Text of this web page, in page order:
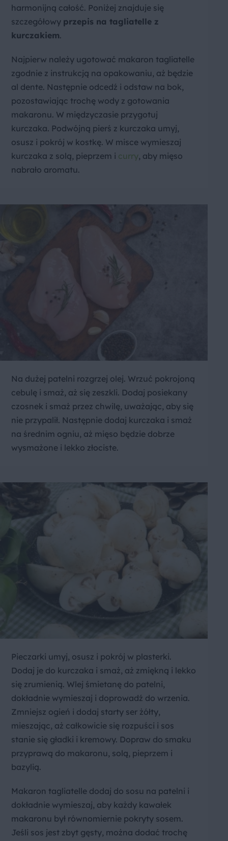
harmonijną całość. Poniżej znajduje się
szczegółowy przepis na tagliatelle z
kurczakiem.
Najpierw należy ugotować makaron tagliatelle
zgodnie z instrukcją na opakowaniu, aż będzie
al dente. Następnie odcedź i odstaw na bok,
pozostawiając trochę wody z gotowania
makaronu. W międzyczasie przygotuj
kurczaka. Podwójną pierś z kurczaka umyj,
osusz i pokrój w kostkę. W misce wymieszaj
kurczaka z solą, pieprzem i curry, aby mięso
nabrało aromatu.
Na dużej patelni rozgrzej olej. Wrzuć pokrojoną
cebulę i smaż, aż się zeszkli. Dodaj posiekany
czosnek i smaż przez chwilę, uważając, aby się
nie przypalił. Następnie dodaj kurczaka i smaż
na średnim ogniu, aż mięso będzie dobrze
wysmażone i lekko złociste.
Pieczarki umyj, osusz i pokrój w plasterki.
Dodaj je do kurczaka i smaż, aż zmiękną i lekko
się zrumienią. Wlej śmietanę do patelni,
dokładnie wymieszaj i doprowadź do wrzenia.
Zmniejsz ogień i dodaj starty ser żółty,
mieszając, aż całkowicie się rozpuści i sos
stanie się gładki i kremowy. Dopraw do smaku
przyprawą do makaronu, solą, pieprzem i
bazylią.
Makaron tagliatelle dodaj do sosu na patelni i
dokładnie wymieszaj, aby każdy kawałek
makaronu był równomiernie pokryty sosem.
Jeśli sos jest zbyt gęsty, można dodać trochę